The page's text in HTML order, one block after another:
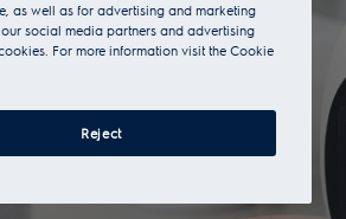
as well as for advertising and marketing
social media partners and advertising
For more information visit the Cookie
Reject